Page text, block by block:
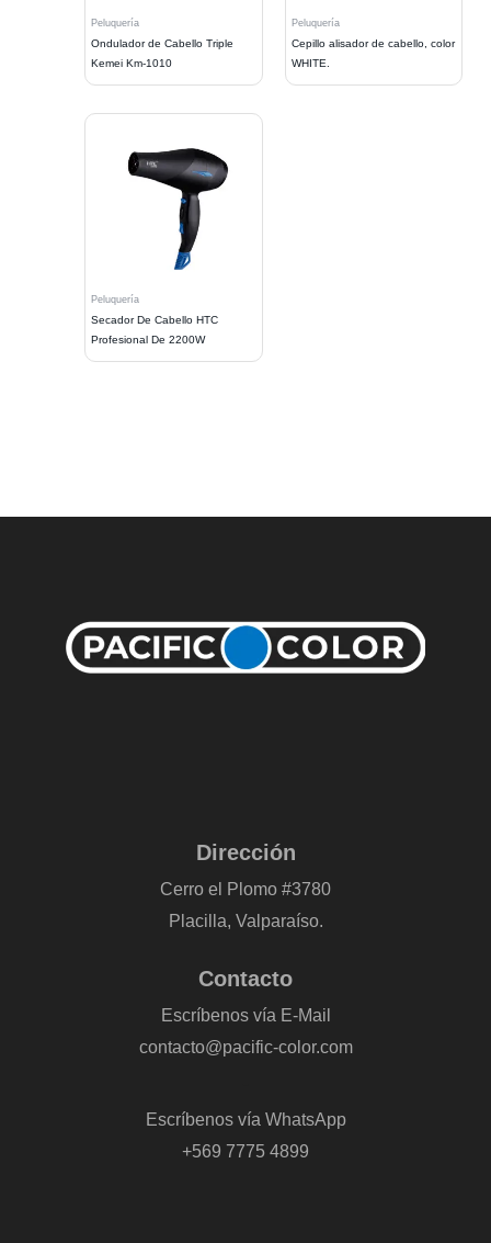
Peluquería
Ondulador de Cabello Triple
Kemei Km-1010
Peluquería
Cepillo alisador de cabello, color
WHITE.
Peluquería
Secador De Cabello HTC
Profesional De 2200W
Dirección
Cerro el Plomo #3780
Placilla, Valparaíso.
Contacto
Escríbenos vía E-Mail
contacto@pacific-color.com
Escríbenos vía WhatsApp
+569 7775 4899